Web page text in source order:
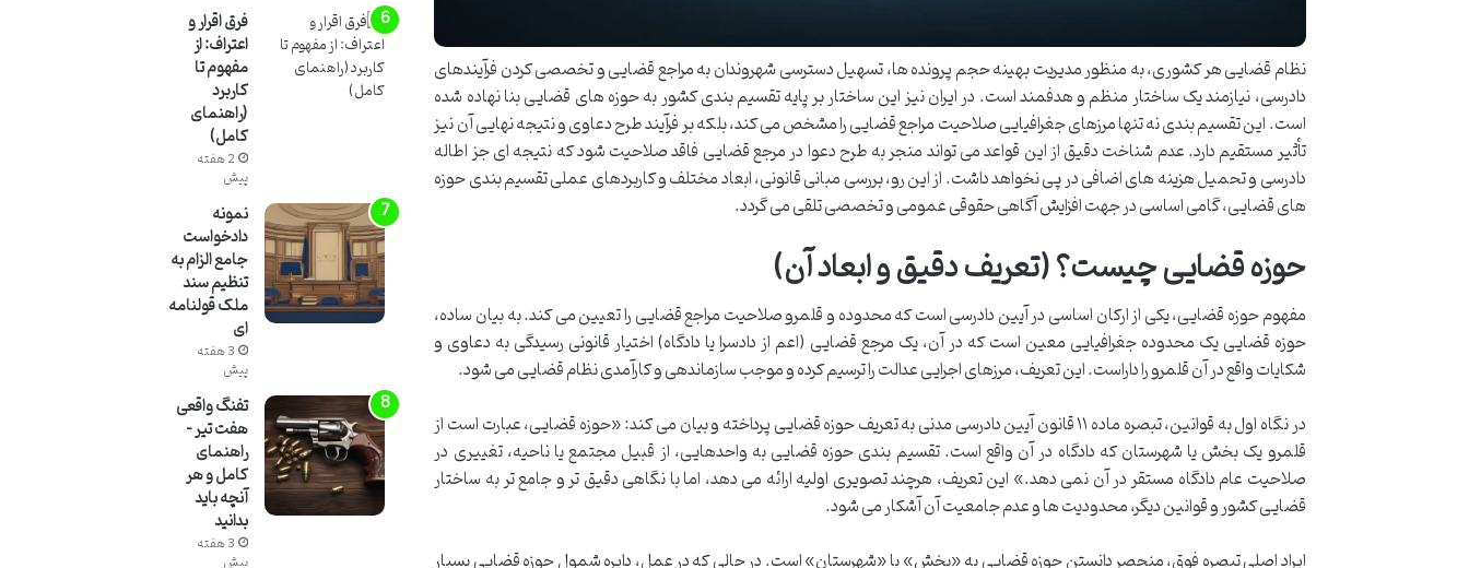
نظام قضایی هر کشوری، به منظور مدیریت بهینه حجم پرونده ها، تسهیل دسترسی شهروندان به مراجع قضایی و تخصصی کردن فرآیندهای
دادرسی، نیازمند یک ساختار منظم و هدفمند است. در ایران نیز این ساختار بر پایه تقسیم بندی کشور به حوزه های قضایی بنا نهاده شده
است. این تقسیم بندی نه تنها مرزهای جغرافیایی صلاحیت مراجع قضایی را مشخص می کند، بلکه بر فرآیند طرح دعاوی و نتیجه نهایی آن نیز
تأثیر مستقیم دارد. عدم شناخت دقیق از این قواعد می تواند منجر به طرح دعوا در مرجع قضایی فاقد صلاحیت شود که نتیجه ای جز اطاله
دادرسی و تحمیل هزینه های اضافی در پی نخواهد داشت. از این رو، بررسی مبانی قانونی، ابعاد مختلف و کاربردهای عملی تقسیم بندی حوزه
های قضایی، گامی اساسی در جهت افزایش آگاهی حقوقی عمومی و تخصصی تلقی می گردد.
حوزه قضایی چیست؟ (تعریف دقیق و ابعاد آن)
مفهوم حوزه قضایی، یکی از ارکان اساسی در آیین دادرسی است که محدوده و قلمرو صلاحیت مراجع قضایی را تعیین می کند. به بیان ساده،
حوزه قضایی یک محدوده جغرافیایی معین است که در آن، یک مرجع قضایی (اعم از دادسرا یا دادگاه) اختیار قانونی رسیدگی به دعاوی و
شکایات واقع در آن قلمرو را داراست. این تعریف، مرزهای اجرایی عدالت را ترسیم کرده و موجب سازماندهی و کارآمدی نظام قضایی می شود.
در نگاه اول به قوانین، تبصره ماده ۱۱ قانون آیین دادرسی مدنی به تعریف حوزه قضایی پرداخته و بیان می کند: «حوزه قضایی، عبارت است از
قلمرو یک بخش یا شهرستان که دادگاه در آن واقع است. تقسیم بندی حوزه قضایی به واحدهایی، از قبیل مجتمع یا ناحیه، تغییری در
صلاحیت عام دادگاه مستقر در آن نمی دهد.» این تعریف، هرچند تصویری اولیه ارائه می دهد، اما با نگاهی دقیق تر و جامع تر به ساختار
قضایی کشور و قوانین دیگر، محدودیت ها و عدم جامعیت آن آشکار می شود.
فرق اقرار و
اعتراف: از
مفهوم تا
کاربرد
(راهنمای
کامل)
2 هفته
پیش
نمونه
دادخواست
جامع الزام به
تنظیم سند
ملک قولنامه
ای
3 هفته
پیش
تفنگ واقعی
هفت تیر –
راهنمای
کامل و هر
آنچه باید
بدانید
3 هفته
پیش